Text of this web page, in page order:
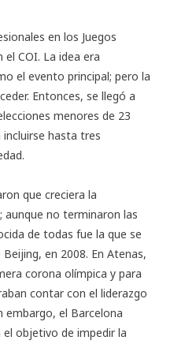
en los Juegos
COI. La idea era
el evento principal; pero la
Entonces, se llegó a
menores de 23
hasta tres
que creciera la
aunque no terminaron las
de todas fue la que se
en 2008. En Atenas,
corona olímpica y para
contar con el liderazgo
embargo, el Barcelona
objetivo de impedir la